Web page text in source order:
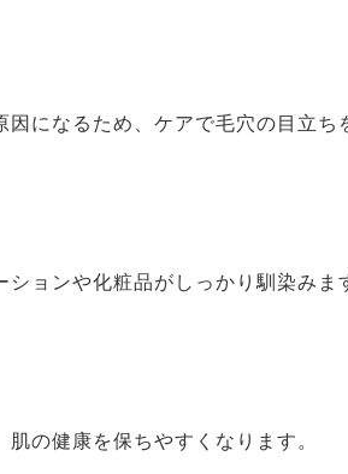
なるため、ケアで毛穴の目立ち
ョンや化粧品がしっかり馴染みま
の健康を保ちやすくなります。